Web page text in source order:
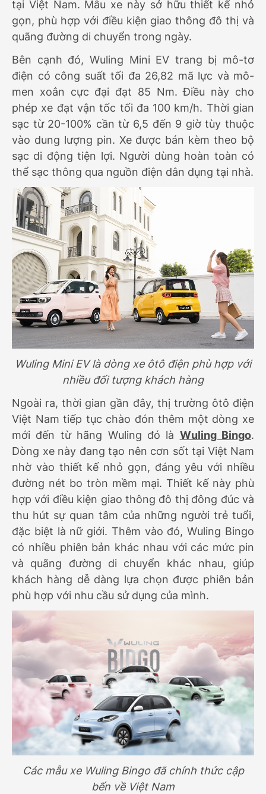
tại Việt Nam. Mẫu xe này sở hữu thiết kế nhỏ
gọn, phù hợp với điều kiện giao thông đô thị và
quãng đường di chuyển trong ngày.
Bên cạnh đó, Wuling Mini EV trang bị mô-tơ
điện có công suất tối đa 26,82 mã lực và mô-
men xoắn cực đại đạt 85 Nm. Điều này cho
phép xe đạt vận tốc tối đa 100 km/h. Thời gian
sạc từ 20-100% cần từ 6,5 đến 9 giờ tùy thuộc
vào dung lượng pin. Xe được bán kèm theo bộ
sạc di động tiện lợi. Người dùng hoàn toàn có
thể sạc thông qua nguồn điện dân dụng tại nhà.
Wuling Mini EV là dòng xe ôtô điện phù hợp với
nhiều đối tượng khách hàng
Ngoài ra, thời gian gần đây, thị trường ôtô điện
Việt Nam tiếp tục chào đón thêm một dòng xe
mới đến từ hãng Wuling đó là Wuling Bingo.
Dòng xe này đang tạo nên cơn sốt tại Việt Nam
nhờ vào thiết kế nhỏ gọn, đáng yêu với nhiều
đường nét bo tròn mềm mại. Thiết kế này phù
hợp với điều kiện giao thông đô thị đông đúc và
thu hút sự quan tâm của những người trẻ tuổi,
đặc biệt là nữ giới. Thêm vào đó, Wuling Bingo
có nhiều phiên bản khác nhau với các mức pin
và quãng đường di chuyển khác nhau, giúp
khách hàng dễ dàng lựa chọn được phiên bản
phù hợp với nhu cầu sử dụng của mình.
Các mẫu xe Wuling Bingo đã chính thức cập
bến về Việt Nam